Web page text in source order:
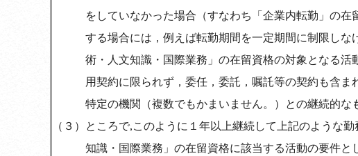
をしていなかった場合（すなわち「企業内転勤」の
する場合には，例えば転勤期間を一定期間に制限し
術・人文知識・国際業務」の在留資格の対象となる
用契約に限られず，委任，委託，嘱託等の契約も含
特定の機関（複数でもかまいません。）との継続的な
（３）
ところで,このように１年以上継続して上記のような
知識・国際業務」の在留資格に該当する活動の要件